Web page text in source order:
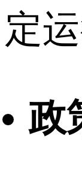
定运
政